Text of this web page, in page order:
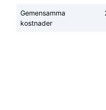
Gemensamma
kostnader